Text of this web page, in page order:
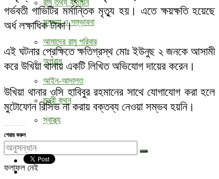
রামু তথ্য বাতায়ন
সমস্যা ও সম্ভাবনা
আমাদের রামু পরিবার
অপরাধ
আইন-আদালত
মন্ত্রী কথন
স্বাস্থ্য
ফলাফল নেই
গর্ভবতী গাভিটির মর্মান্তিক মৃত্যু হয়। এতে ক্ষয়ক্ষতি হয়েছে
অর্ধ লক্ষাধিক টাকা।
এই ঘটনার প্রেক্ষিতে ক্ষতিগ্রস্থ মোঃ ইউনুছ ২ জনকে আসামী
করে উখিয়া থানায় একটি লিখিত অভিযোগ দায়ের করেন।
উখিয়া থানার ওসি হাবিবুর রহমানের সাথে যোগাযোগ করা হলে
মুটোফোন রিসিভ না করায় বক্তব্য নেওয়া সম্ভব হয়নি।
শেয়ার করুন